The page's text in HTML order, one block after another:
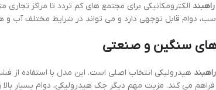
الکترومکانیکی برای مجتمع های کم تردد تا مراکز
دوام قابل توجهی دارد و می تواند در شرایط مختلف آب و
سنگین و صنعتی
هیدرولیکی انتخاب اصلی است. این مدل با استفاده از
می کند. مزیت مهم دیگر جک هیدرولیکی، دوام بسیار بالا